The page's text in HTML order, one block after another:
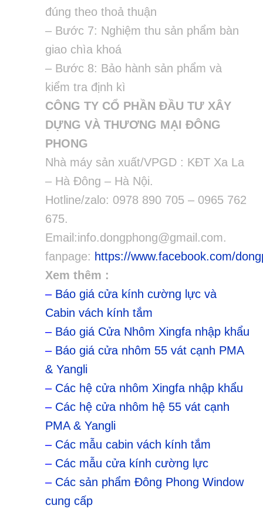
đúng theo thoả thuận
– Bước 7: Nghiệm thu sản phẩm bàn
giao chìa khoá
– Bước 8: Bảo hành sản phẩm và
kiểm tra định kì
CÔNG TY CỔ PHẦN ĐẦU TƯ XÂY
DỰNG VÀ THƯƠNG MẠI ĐÔNG
PHONG
Nhà máy sản xuất/VPGD : KĐT Xa La
– Hà Đông – Hà Nội.
Hotline/zalo: 0978 890 705 – 0965 762
675.
Email:info.dongphong@gmail.com.
fanpage: https://www.facebook.com/
Xem thêm :
– Báo giá cửa kính cường lực và
Cabin vách kính tắm
– Báo giá Cửa Nhôm Xingfa nhập khẩu
– Báo giá cửa nhôm 55 vát cạnh PMA
& Yangli
– Các hệ cửa nhôm Xingfa nhập khẩu
– Các hệ cửa nhôm hệ 55 vát cạnh
PMA & Yangli
– Các mẫu cabin vách kính tắm
– Các mẫu cửa kính cường lực
– Các sản phẩm Đông Phong Window
cung cấp